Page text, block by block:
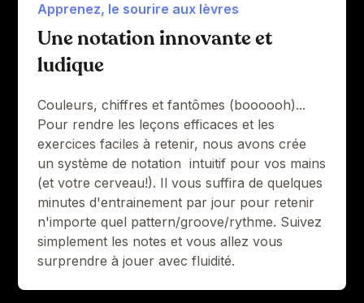
Apprenez, le sourire aux lèvres
Une notation innovante et
ludique
Couleurs, chiffres et fantômes (boooooh)...
Pour rendre les leçons efficaces et les
exercices faciles à retenir, nous avons crée
un système de notation intuitif pour vos mains
(et votre cerveau!). Il vous suffira de quelques
minutes d'entrainement par jour pour retenir
n'importe quel pattern/groove/rythme. Suivez
simplement les notes et vous allez vous
surprendre à jouer avec fluidité.